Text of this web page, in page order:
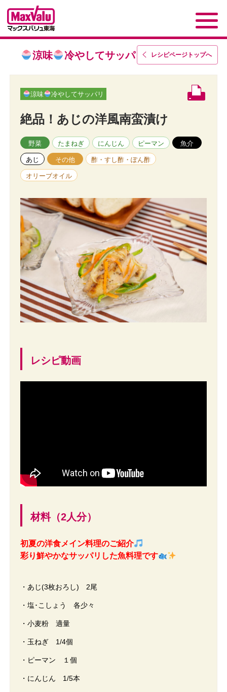
レシピページトップへ
涼味 冷やしてサッパリ
涼味 冷やしてサッパリ
絶品！あじの洋風南蛮漬け
野菜 たまねぎ にんじん ピーマン 魚介
あじ その他 酢・すし酢・ぽん酢
オリーブオイル
レシピ動画
材料（2人分）
初夏の洋食メイン料理のご紹介
彩り鮮やかなサッパリした魚料理です
・あじ(3枚おろし) 2尾
・塩･こしょう 各少々
・小麦粉 適量
・玉ねぎ 1/4個
・ピーマン １個
・にんじん 1/5本